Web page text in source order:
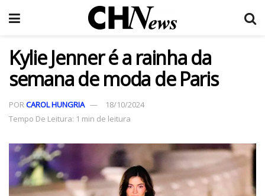
Kylie Jenner é a rainha da
semana de moda de Paris
PORCAROL HUNGRIA
18/10/2024
Tempo De Leitura: 1 min de leitura